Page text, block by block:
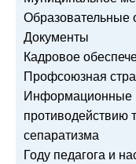
Образовательные
Документы
Кадровое
Профсоюзная
Информационные
противодействию
сепаратизма
Году педагога и